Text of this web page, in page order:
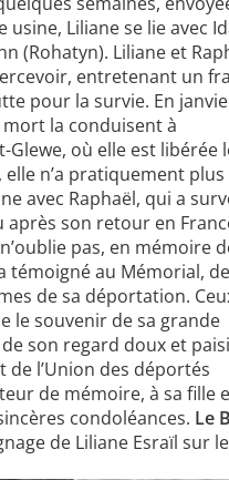
usine, Liliane se lie avec
(Rohatyn). Liliane et
entretenant un
pour la survie. En
la conduisent à
Glewe, où elle est libérée
elle n’a pratiquement
avec Raphaël, qui a
son retour en
pas, en mémoire
témoigné au Mémorial,
de sa déportation.
le souvenir de sa grande
son regard doux et
de l’Union des déportés
de mémoire, à sa fille
condoléances. Le
de Liliane Esraïl sur